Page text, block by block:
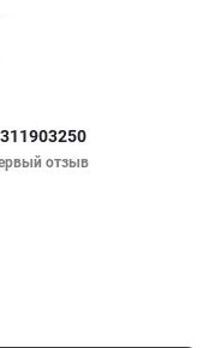
отзыв